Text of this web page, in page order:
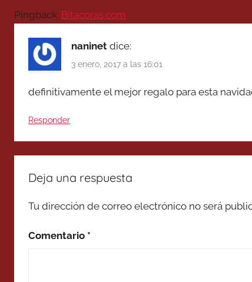
Pingback: Bitacoras.com
naninet dice:
3 enero, 2017 a las 16:01
definitivamente el mejor regalo para esta
Responder
Deja una respuesta
Tu dirección de correo electrónico no será
Comentario *